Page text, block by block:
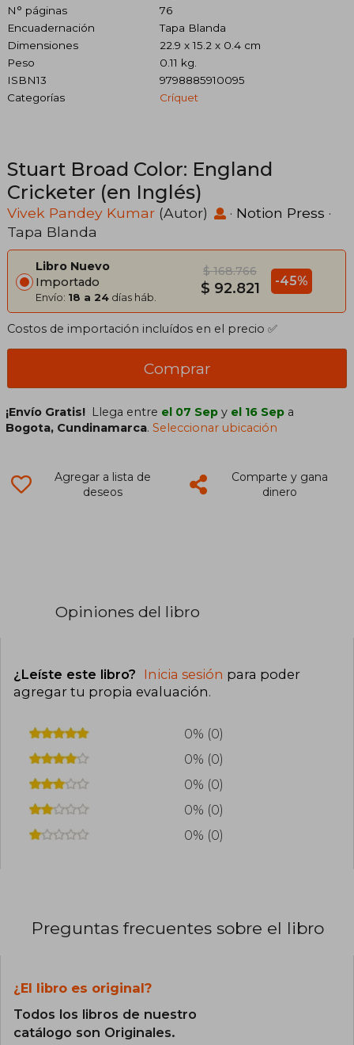
N° páginas
76
Encuadernación
Tapa Blanda
Dimensiones
22.9 x 15.2 x 0.4 cm
Peso
0.11 kg.
ISBN13
9798885910095
Categorías
Críquet
Stuart Broad Color: England
Cricketer (en Inglés)
Vivek Pandey Kumar (Autor) · Notion Press ·
Tapa Blanda
Libro Nuevo
Importado
Envío: 18 a 24 días háb.
$ 168.766
$ 92.821 -45%
Costos de importación incluídos en el precio ✅
Comprar
¡Envío Gratis! Llega entre el 07 Sep y el 16 Sep a
Bogota, Cundinamarca.Seleccionar ubicación
Agregar a lista de
deseos
Comparte y gana
dinero
Opiniones del libro
¿Leíste este libro? Inicia sesión para poder
agregar tu propia evaluación.
0% (0)
0% (0)
0% (0)
0% (0)
0% (0)
Preguntas frecuentes sobre el libro
¿El libro es original?
Todos los libros de nuestro
catálogo son Originales.